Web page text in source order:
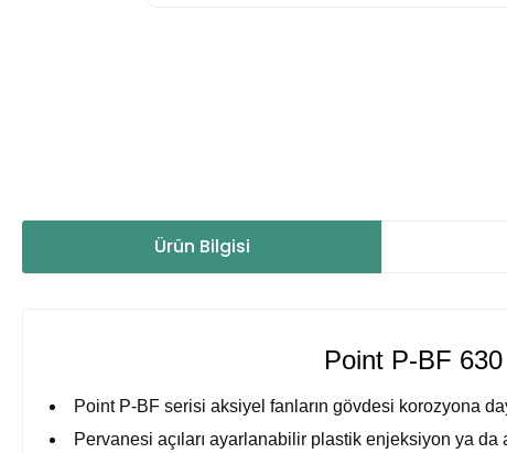
Ürün Bilgisi
Point P-BF
Point P-BF serisi aksiyel fanların gövdesi korozyona
Pervanesi açıları ayarlanabilir plastik enjeksiyon ya